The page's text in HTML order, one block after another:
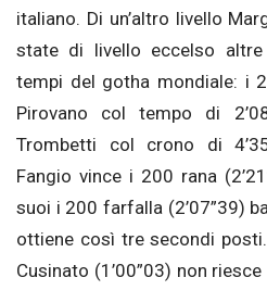
italiano. Di un’altro livello
state di livello eccelso
tempi del gotha mondiale: i
Pirovano col tempo di
Trombetti col crono di
Fangio vince i 200 rana
suoi i 200 farfalla (2’07”39)
ottiene così tre secondi
Cusinato (1’00”03) non